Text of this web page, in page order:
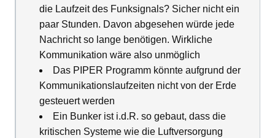
die Laufzeit des Funksignals? Sicher nicht ein
paar Stunden. Davon abgesehen würde jede
Nachricht so lange benötigen. Wirkliche
Kommunikation wäre also unmöglich
Das PIPER Programm könnte aufgrund der
Kommunikationslaufzeiten nicht von der Erde
gesteuert werden
Ein Bunker ist i.d.R. so gebaut, dass die
kritischen Systeme wie die Luftversorgung